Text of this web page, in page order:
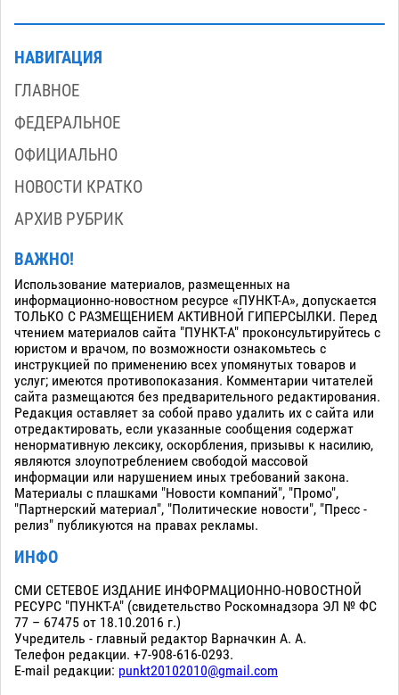
НАВИГАЦИЯ
ГЛАВНОЕ
ФЕДЕРАЛЬНОЕ
ОФИЦИАЛЬНО
НОВОСТИ КРАТКО
АРХИВ РУБРИК
ВАЖНО!
Использование материалов, размещенных на
информационно-новостном ресурсе «ПУНКТ-А», допускается
ТОЛЬКО С РАЗМЕЩЕНИЕМ АКТИВНОЙ ГИПЕРСЫЛКИ. Перед
чтением материалов сайта "ПУНКТ-А" проконсультируйтесь с
юристом и врачом, по возможности ознакомьтесь с
инструкцией по применению всех упомянутых товаров и
услуг; имеются противопоказания. Комментарии читателей
сайта размещаются без предварительного редактирования.
Редакция оставляет за собой право удалить их с сайта или
отредактировать, если указанные сообщения содержат
ненормативную лексику, оскорбления, призывы к насилию,
являются злоупотреблением свободой массовой
информации или нарушением иных требований закона.
Материалы с плашками "Новости компаний", "Промо",
"Партнерский материал", "Политические новости", "Пресс -
релиз" публикуются на правах рекламы.
ИНФО
СМИ СЕТЕВОЕ ИЗДАНИЕ ИНФОРМАЦИОННО-НОВОСТНОЙ
РЕСУРС "ПУНКТ-А" (свидетельство Роскомнадзора ЭЛ № ФС
77 – 67475 от 18.10.2016 г.)
Учредитель - главный редактор Варначкин А. А.
Телефон редакции. +7-908-616-0293.
E-mail редакции: punkt20102010@gmail.com